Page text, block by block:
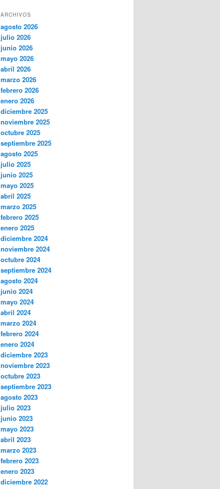
ARCHIVOS
agosto 2026
julio 2026
junio 2026
mayo 2026
abril 2026
marzo 2026
febrero 2026
enero 2026
diciembre 2025
noviembre 2025
octubre 2025
septiembre 2025
agosto 2025
julio 2025
junio 2025
mayo 2025
abril 2025
marzo 2025
febrero 2025
enero 2025
diciembre 2024
noviembre 2024
octubre 2024
septiembre 2024
agosto 2024
junio 2024
mayo 2024
abril 2024
marzo 2024
febrero 2024
enero 2024
diciembre 2023
noviembre 2023
octubre 2023
septiembre 2023
agosto 2023
julio 2023
junio 2023
mayo 2023
abril 2023
marzo 2023
febrero 2023
enero 2023
diciembre 2022